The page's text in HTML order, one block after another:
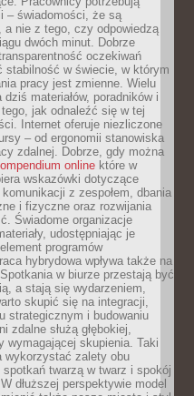
– świadomości, że są
a nie z tego, czy odpowiedzą
dwóch minut. Dobrze
oczekiwań
stabilność w świecie, w którym
pracy jest zmienne. Wielu
materiałów, poradników i
jak odnaleźć się w tej
Internet oferuje niezliczone
– od ergonomii stanowiska
zdalnej. Dobrze, gdy można
online które w
wskazówki dotyczące
z zespołem, dbania
i fizyczne oraz rozwijania
Świadome organizacje
udostępniając je
programów
hybrydowa wpływa także na
w biurze przestają być
a stają się wydarzeniem,
skupić się na integracji,
strategicznym i budowaniu
zdalne służą głębokiej,
wymagającej skupienia. Taki
wykorzystać zalety obu
twarzą w twarz i spokój
dłuższej perspektywie model